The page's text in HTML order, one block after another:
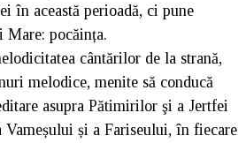
în această perioadă, ci pune
Mare: pocăința.
cântărilor de la strană,
melodice, menite să conducă
asupra Pătimirilor şi a Jertfei
și a Fariseului, în fiecare